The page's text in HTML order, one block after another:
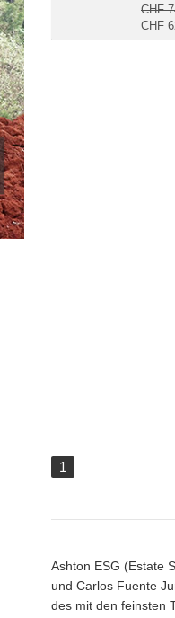
CHF
CHF
1
Ashton ESG (Estate
und Carlos Fuente
des mit den feinsten